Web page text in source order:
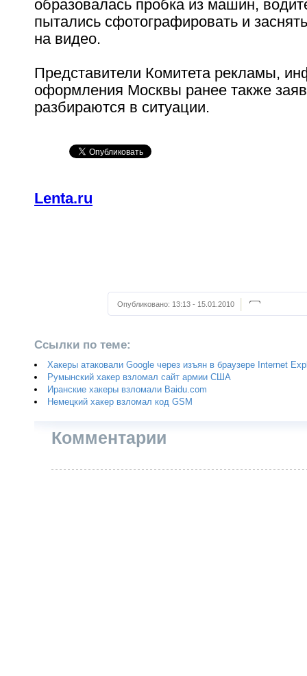
образовалась пробка из машин,
пытались сфотографировать и
на видео.
Представители Комитета рекламы,
оформления Москвы ранее также
разбираются в ситуации.
Lenta.ru
Опубликовано: 13:13 - 15.01.2010
Ссылки по теме:
Хакеры атаковали Google через изъян в браузере Internet
Румынский хакер взломал сайт армии США
Иранские хакеры взломали Baidu.com
Немецкий хакер взломал код GSM
Комментарии